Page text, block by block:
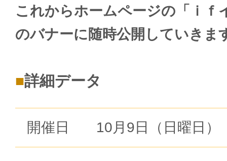
これからホームページの「ｉｆ
のバナーに随時公開していきま
詳細データ
開催日 10月9日（日曜日）